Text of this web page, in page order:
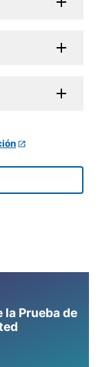
la Prueba de